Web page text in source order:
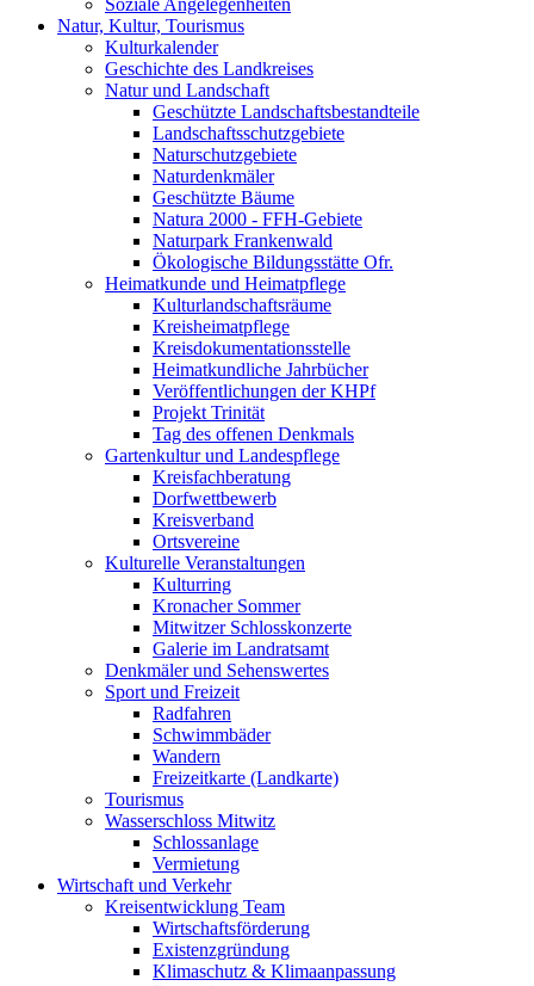
Soziale Angelegenheiten
Natur, Kultur, Tourismus
Kulturkalender
Geschichte des Landkreises
Natur und Landschaft
Geschützte Landschaftsbestandteile
Landschaftsschutzgebiete
Naturschutzgebiete
Naturdenkmäler
Geschützte Bäume
Natura 2000 - FFH-Gebiete
Naturpark Frankenwald
Ökologische Bildungsstätte Ofr.
Heimatkunde und Heimatpflege
Kulturlandschaftsräume
Kreisheimatpflege
Kreisdokumentationsstelle
Heimatkundliche Jahrbücher
Veröffentlichungen der KHPf
Projekt Trinität
Tag des offenen Denkmals
Gartenkultur und Landespflege
Kreisfachberatung
Dorfwettbewerb
Kreisverband
Ortsvereine
Kulturelle Veranstaltungen
Kulturring
Kronacher Sommer
Mitwitzer Schlosskonzerte
Galerie im Landratsamt
Denkmäler und Sehenswertes
Sport und Freizeit
Radfahren
Schwimmbäder
Wandern
Freizeitkarte (Landkarte)
Tourismus
Wasserschloss Mitwitz
Schlossanlage
Vermietung
Wirtschaft und Verkehr
Kreisentwicklung Team
Wirtschaftsförderung
Existenzgründung
Klimaschutz & Klimaanpassung